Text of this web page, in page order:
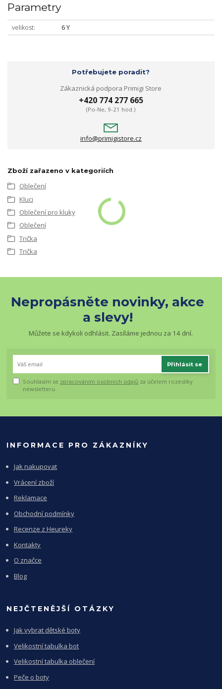
Parametry
velikost 6 Y
Potřebujete poradit?
Zákaznická podpora Primigi Store
+420 774 277 665
(Po-Ne, 9-21 hod.)
info@primigistore.cz
Zboží zařazeno v kategoriích
Oblečení
Kluci
Oblečení pro kluky
Oblečení
Trička
Trička
Nepropásněte novinky, akce
a slevy!
Můžete se kdykoli odhlásit. Zasíláme jednou za 14 dní.
Přihlásit se
Souhlasím se zpracováním osobních údajů za účelem rozesílky
newsletteru.
INFORMACE PRO ZÁKAZNÍKY
Jak nakupovat
Vrácení zboží
Reklamace
Obchodní podmínky
Recenze z Heureky
Kontakty
O značce
Blog
NEJČTENĚJŠÍ OTÁZKY
Jak vybrat dětské boty
Velikostní tabulka bot
Velikostní tabulka oblečení
Peče o boty